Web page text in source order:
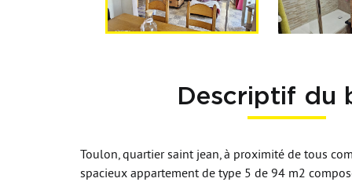
Descriptif du
Toulon, quartier saint jean, à proximité de tous
spacieux appartement de type 5 de 94 m2